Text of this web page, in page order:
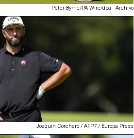
Peter Byrne/PA Wire/dpa - Archivo
Joaquín Corchero / AFP7 / Europa Press